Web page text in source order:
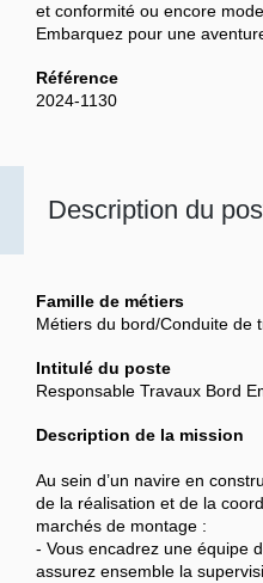
Description du
Famille de métiers
Métiers du bord/Conduite de
Intitulé du poste
Responsable Travaux Bord
Description de la mission
Au sein d’un navire en
de la réalisation et de la
marchés de montage :
- Vous encadrez une équipe
assurez ensemble la
et conformité ou encore
Embarquez pour une
Référence
2024-1130